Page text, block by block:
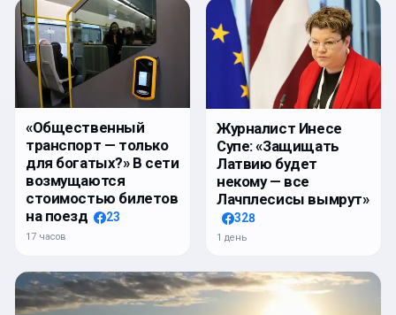
«Общественный
транспорт — только
для богатых?» В сети
возмущаются
стоимостью билетов
на поезд
23
17 часов
Журналист Инесе
Супе: «Защищать
Латвию будет
некому — все
Лачплесисы вымрут»
328
1 день